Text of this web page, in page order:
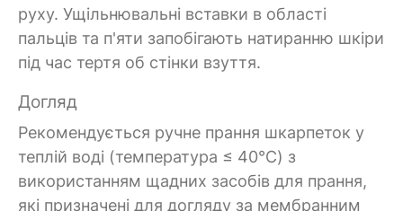
руху. Ущільнювальні вставки в області
пальців та п'яти запобігають натиранню шкіри
під час тертя об стінки взуття.
Догляд
Рекомендується ручне прання шкарпеток у
теплій воді (температура ≤ 40°C) з
використанням щадних засобів для прання,
які призначені для догляду за мембранним